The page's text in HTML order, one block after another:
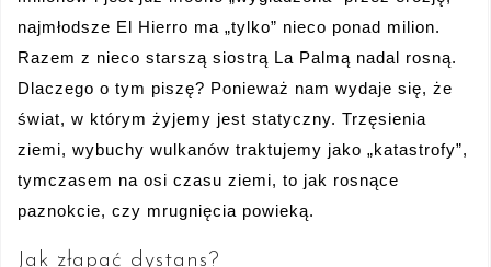
najmłodsze El Hierro ma „tylko” nieco ponad milion.
Razem z nieco starszą siostrą La Palmą nadal rosną.
Dlaczego o tym piszę? Ponieważ nam wydaje się, że
świat, w którym żyjemy jest statyczny. Trzęsienia
ziemi, wybuchy wulkanów traktujemy jako „katastrofy”,
tymczasem na osi czasu ziemi, to jak rosnące
paznokcie, czy mrugnięcia powieką.
Jak złapać dystans?